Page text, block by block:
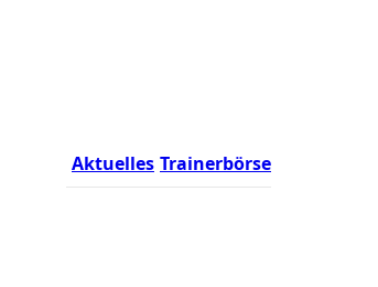
Aktuelles Trainerbörse